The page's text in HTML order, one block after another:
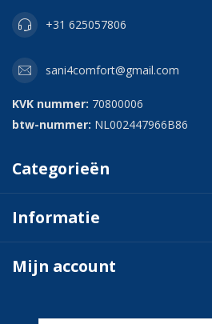
+31 625057806
sani4comfort@gmail.com
KVK nummer: 70800006
btw-nummer: NL002447966B86
Categorieën
Informatie
Mijn account